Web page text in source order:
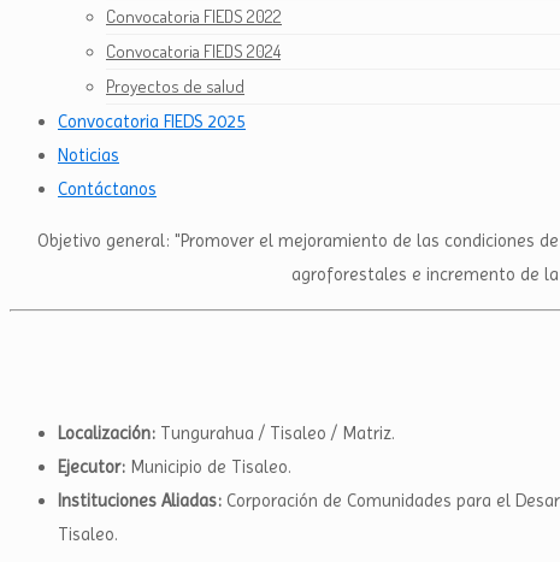
Convocatoria FIEDS 2022
Convocatoria FIEDS 2024
Proyectos de salud
Convocatoria FIEDS 2025
Noticias
Contáctanos
Objetivo general: "Promover el mejoramiento de las condiciones
agroforestales e incremento de
Localización: Tungurahua / Tisaleo / Matriz.
Ejecutor: Municipio de Tisaleo.
Instituciones Aliadas: Corporación de Comunidades para el
Tisaleo.